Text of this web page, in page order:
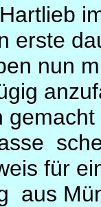
erste
nun
für
aus